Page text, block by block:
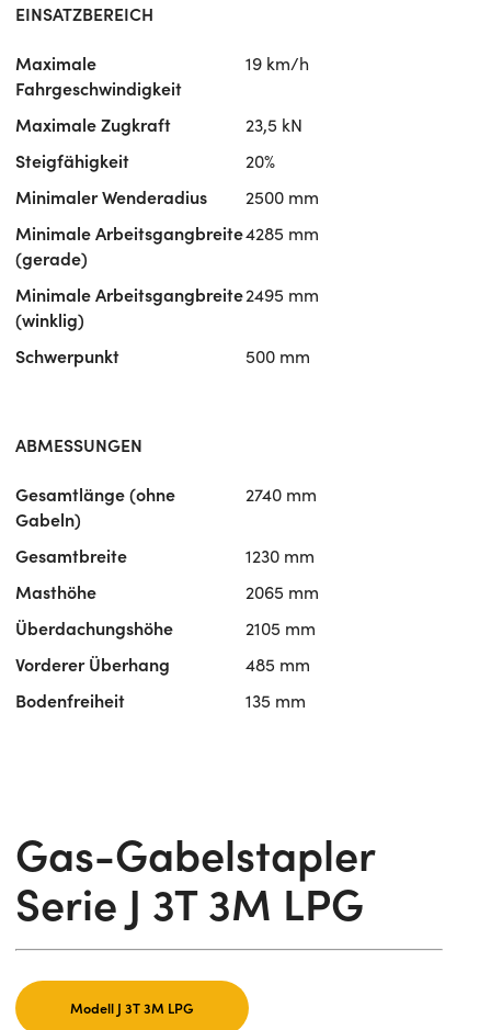
EINSATZBEREICH
Maximale
Fahrgeschwindigkeit
19 km/h
Maximale Zugkraft 23,5 kN
Steigfähigkeit 20%
Minimaler Wenderadius 2500 mm
Minimale Arbeitsgangbreite
(gerade)
4285 mm
Minimale Arbeitsgangbreite
(winklig)
2495 mm
Schwerpunkt 500 mm
ABMESSUNGEN
Gesamtlänge (ohne
Gabeln)
2740 mm
Gesamtbreite 1230 mm
Masthöhe 2065 mm
Überdachungshöhe 2105 mm
Vorderer Überhang 485 mm
Bodenfreiheit 135 mm
Gas-Gabelstapler
Serie J 3T 3M LPG
Modell J 3T 3M LPG